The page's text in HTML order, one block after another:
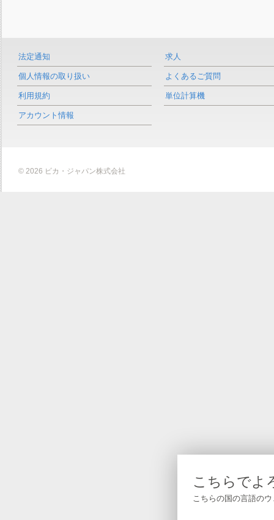
法定通知
個人情報の取り扱い
利用規約
アカウント情報
求人
よくあるご質問
単位計算機
© 2026 ビカ・ジャパン株式会社
こちらでよ
こちらの国の言語の